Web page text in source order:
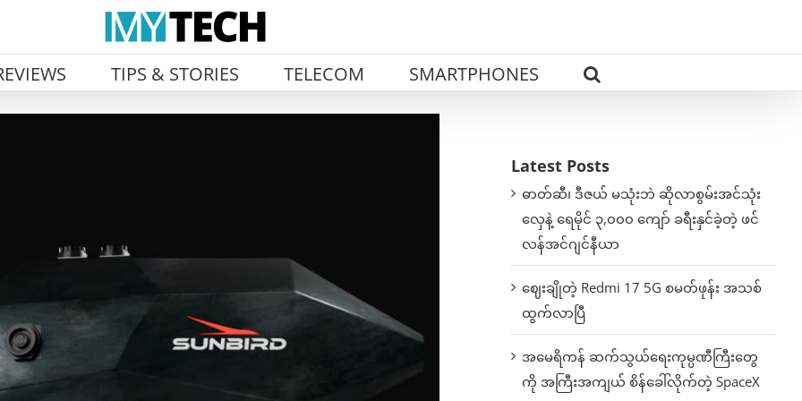
TIPS & STORIES TELECOM SMARTPHONES
Latest Posts
ဓာတ်ဆီ၊ ဒီဇယ် မသုံးဘဲ ဆိုလာစွမ်းအင်သုံး
လှေနဲ့ ရေမိုင် ၃,၀၀၀ ကျော် ခရီးနှင်ခဲ့တဲ့ ဖင်
လန်အင်ဂျင်နီယာ
ဈေးချိုတဲ့ Redmi 17 5G စမတ်ဖုန်း အသစ်
ထွက်လာပြီ
အမေရိကန် ဆက်သွယ်ရေးကုမ္ပဏီကြီးတွေ
ကို အကြီးအကျယ် စိန်ခေါ်လိုက်တဲ့ SpaceX